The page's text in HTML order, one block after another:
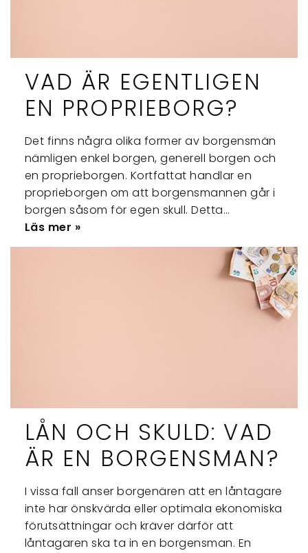
VAD ÄR EGENTLIGEN
EN PROPRIEBORG?
Det finns några olika former av borgensmän
nämligen enkel borgen, generell borgen och
en proprieborgen. Kortfattat handlar en
proprieborgen om att borgensmannen går i
borgen såsom för egen skull. Detta…
Läs mer »
LÅN OCH SKULD: VAD
ÄR EN BORGENSMAN?
I vissa fall anser borgenären att en låntagare
inte har önskvärda eller optimala ekonomiska
förutsättningar och kräver därför att
låntagaren ska ta in en borgensman. En